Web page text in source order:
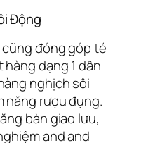
Động
đóng góp té
dạng 1 dân
nghịch sôi
năng rượu đụng.
bàn giao lưu,
and and